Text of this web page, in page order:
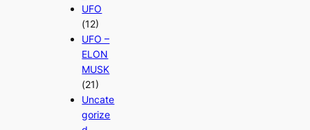
UFO
(12)
UFO –
ELON
MUSK
(21)
Uncate
gorize